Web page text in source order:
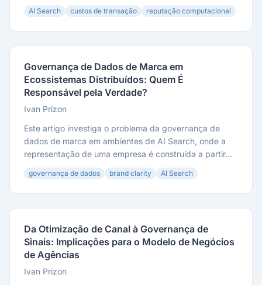
AI Search custos de transação reputação computacional
Governança de Dados de Marca em
Ecossistemas Distribuídos: Quem É
Responsável pela Verdade?
Ivan Prizon
Este artigo investiga o problema da governança de
dados de marca em ambientes de AI Search, onde a
representação de uma empresa é construída a partir...
governança de dados brand clarity AI Search
Da Otimização de Canal à Governança de
Sinais: Implicações para o Modelo de Negócios
de Agências
Ivan Prizon